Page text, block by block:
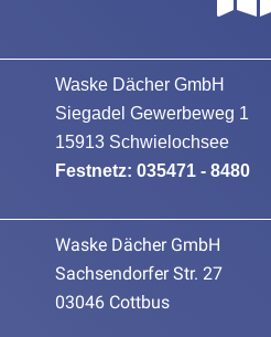
Waske Dächer GmbH
Siegadel Gewerbeweg 1
15913 Schwielochsee
Festnetz: 035471 - 8480
Waske Dächer GmbH
Sachsendorfer Str. 27
03046 Cottbus